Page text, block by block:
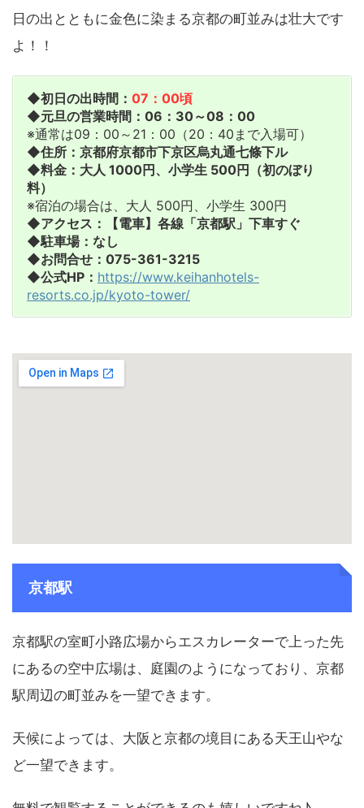
日の出とともに金色に染まる京都の町並みは壮大です
よ！！
◆初日の出時間： 07：00頃
◆元旦の営業時間：06：30～08：00
※通常は09：00～21：00（20：40まで入場可）
◆住所：京都府京都市下京区烏丸通七條下ル
◆料金：大人 1000円、小学生 500円（初のぼり
料）
※宿泊の場合は、大人 500円、小学生 300円
◆アクセス：【電車】各線「京都駅」下車すぐ
◆駐車場：なし
◆お問合せ：075-361-3215
◆公式HP： https://www.keihanhotels-
resorts.co.jp/kyoto-tower/
京都駅
京都駅の室町小路広場からエスカレーターで上った先
にあるの空中広場は、庭園のようになっており、京都
駅周辺の町並みを一望できます。
天候によっては、大阪と京都の境目にある天王山やな
ど一望できます。